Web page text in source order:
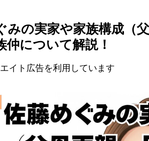
みの実家や家族構成（
仲について解説！
イト広告を利用しています